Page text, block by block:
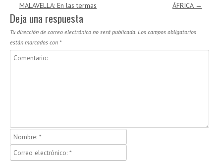
MALAVELLA: En las termas
ÁFRICA →
Deja una respuesta
Tu dirección de correo electrónico no será publicada. Los campos obligatorios
están marcados con *